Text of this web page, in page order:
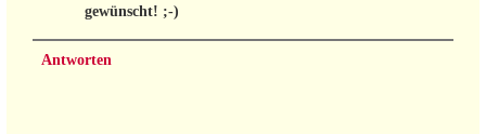
gewünscht! ;-)
Antworten